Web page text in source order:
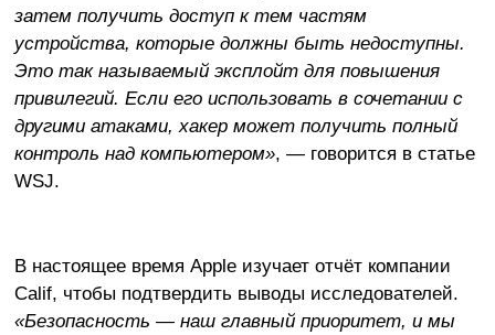
затем получить доступ к тем частям
устройства, которые должны быть недоступны.
Это так называемый эксплойт для повышения
привилегий. Если его использовать в сочетании с
другими атаками, хакер может получить полный
контроль над компьютером», — говорится в статье
WSJ.
В настоящее время Apple изучает отчёт компании
Calif, чтобы подтвердить выводы исследователей.
«Безопасность — наш главный приоритет, и мы